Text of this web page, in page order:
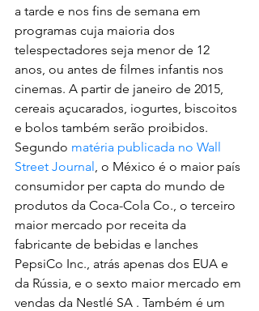
a tarde e nos fins de semana em
programas cuja maioria dos
telespectadores seja menor de 12
anos, ou antes de filmes infantis nos
cinemas. A partir de janeiro de 2015,
cereais açucarados, iogurtes, biscoitos
e bolos também serão proibidos.
Segundo matéria publicada no Wall
Street Journal, o México é o maior país
consumidor per capta do mundo de
produtos da Coca-Cola Co., o terceiro
maior mercado por receita da
fabricante de bebidas e lanches
PepsiCo Inc., atrás apenas dos EUA e
da Rússia, e o sexto maior mercado em
vendas da Nestlé SA . Também é um